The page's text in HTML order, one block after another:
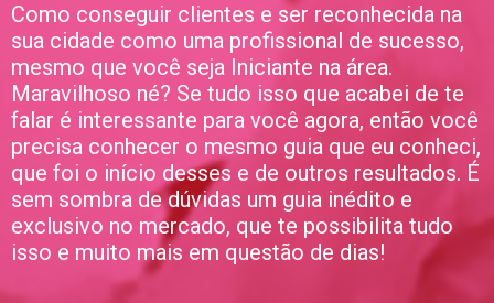
Como conseguir clientes e ser reconhecida na
sua cidade como uma profissional de sucesso,
mesmo que você seja Iniciante na área.
Maravilhoso né? Se tudo isso que acabei de te
falar é interessante para você agora, então você
precisa conhecer o mesmo guia que eu conheci,
que foi o início desses e de outros resultados. É
sem sombra de dúvidas um guia inédito e
exclusivo no mercado, que te possibilita tudo
isso e muito mais em questão de dias!